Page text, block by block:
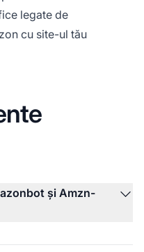
legate de
cu site-ul tău
și Amzn-